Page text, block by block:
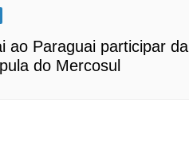
ao Paraguai participar da
do Mercosul